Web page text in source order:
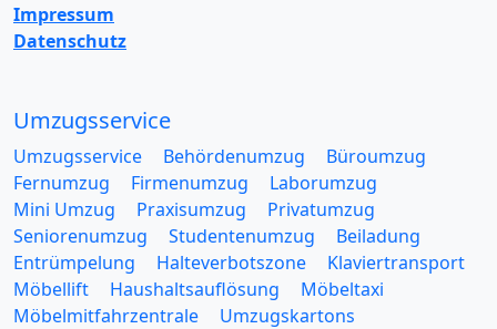
Impressum
Datenschutz
Umzugsservice
Umzugsservice Behördenumzug
Büroumzug
Fernumzug
Firmenumzug
Laborumzug
Mini Umzug
Praxisumzug
Privatumzug
Seniorenumzug
Studentenumzug
Beiladung
Entrümpelung
Halteverbotszone
Klaviertransport
Möbellift
Haushaltsauflösung
Möbeltaxi
Möbelmitfahrzentrale
Umzugskartons